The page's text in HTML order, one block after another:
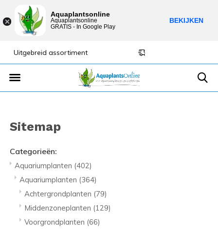
Lage verzendkosten
Sitemap
Categorieën:
Aquariumplanten (402)
Aquariumplanten (364)
Achtergrondplanten (79)
Middenzoneplanten (129)
Voorgrondplanten (66)
Aquaplantsonline
Aquaplantsonline
GRATIS - In Google Play
BEKIJKEN